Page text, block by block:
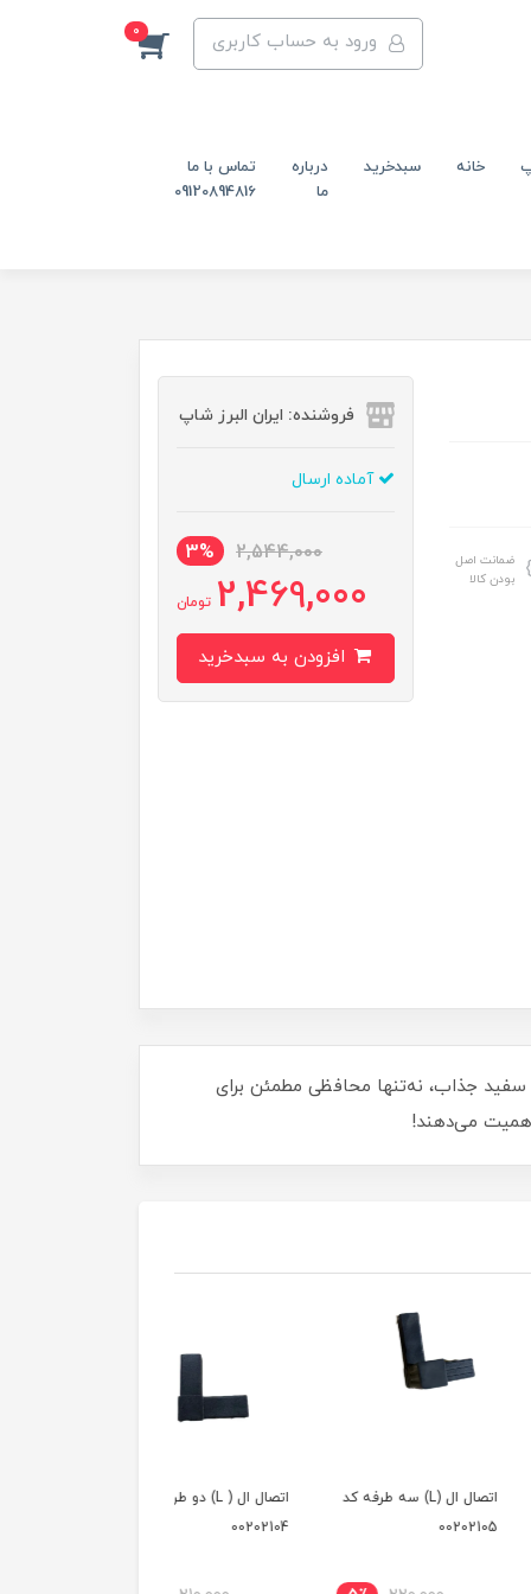
ورود به حساب کاربری 0
خانه سبدخرید
درباره
ما
تماس با ما
09120894816
ضمانت اصل
بودن کالا
فروشنده: ایران البرز شاپ
آماده ارسال
2,544,000
3%
2,469,000 تومان
مدرن و رنگ سفید جذاب، نه‌تنها محافظی مطمئن برای
اهمیت می‌دهند!
اتصال ال (L) سه طرفه کد
اتصال ال ( L) دو طرفه کد